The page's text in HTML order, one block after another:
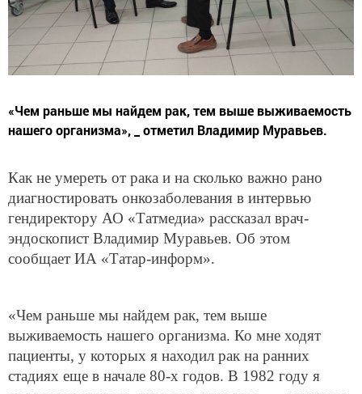
«Чем раньше мы найдем рак, тем выше выживаемость
нашего организма», _ отметил Владимир Муравьев.
Как не умереть от рака и на сколько важно рано
диагностировать онкозаболевания в интервью
гендиректору АО «Татмедиа» рассказал врач-
эндоскопист Владимир Муравьев. Об этом
сообщает ИА «Татар-информ».
«Чем раньше мы найдем рак, тем выше
выживаемость нашего организма. Ко мне ходят
пациенты, у которых я находил рак на ранних
стадиях еще в начале 80-х годов. В 1982 году я